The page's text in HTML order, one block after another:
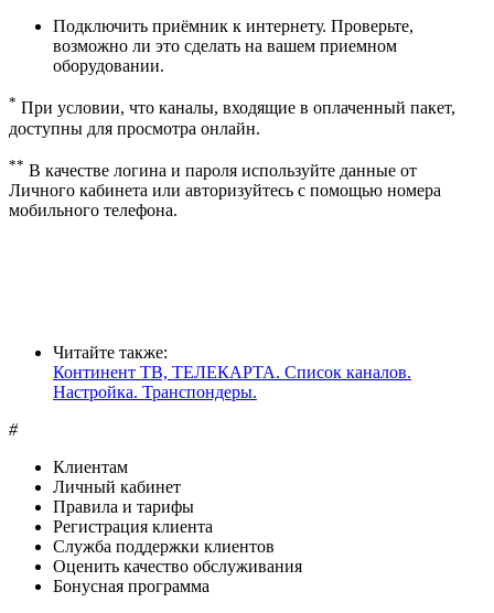
Подключить приёмник к интернету. Проверьте,
возможно ли это сделать на вашем приемном
оборудовании.
* При условии, что каналы, входящие в оплаченный пакет,
доступны для просмотра онлайн.
** В качестве логина и пароля используйте данные от
Личного кабинета или авторизуйтесь с помощью номера
мобильного телефона.
Читайте также:
Континент ТВ, ТЕЛЕКАРТА. Список каналов.
Настройка. Транспондеры.
#
Клиентам
Личный кабинет
Правила и тарифы
Регистрация клиента
Служба поддержки клиентов
Оценить качество обслуживания
Бонусная программа